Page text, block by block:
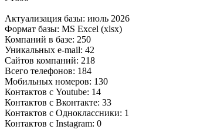
Актуализация базы: июль 2026
Формат базы: MS Excel (xlsx)
Компаний в базе: 250
Уникальных e-mail: 42
Сайтов компаний: 218
Всего телефонов: 184
Мобильных номеров: 130
Контактов с Youtube: 14
Контактов с Вконтакте: 33
Контактов с Одноклассники: 1
Контактов с Instagram: 0